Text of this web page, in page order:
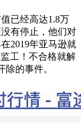
已经高达1.8万
有停止，他们对
2019年亚马逊就
工！不合格就解
的事件。